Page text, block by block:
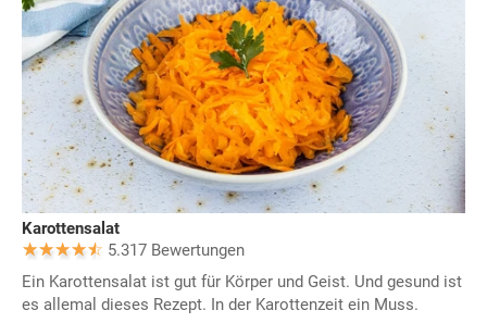
Karottensalat
5.317 Bewertungen
Ein Karottensalat ist gut für Körper und Geist. Und gesund ist
es allemal dieses Rezept. In der Karottenzeit ein Muss.